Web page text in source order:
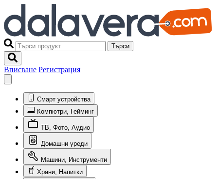
Търси
Вписване Регистрация
Смарт устройства
Компютри, Гейминг
ТВ, Фото, Аудио
Домашни уреди
Машини, Инструменти
Храни, Напитки